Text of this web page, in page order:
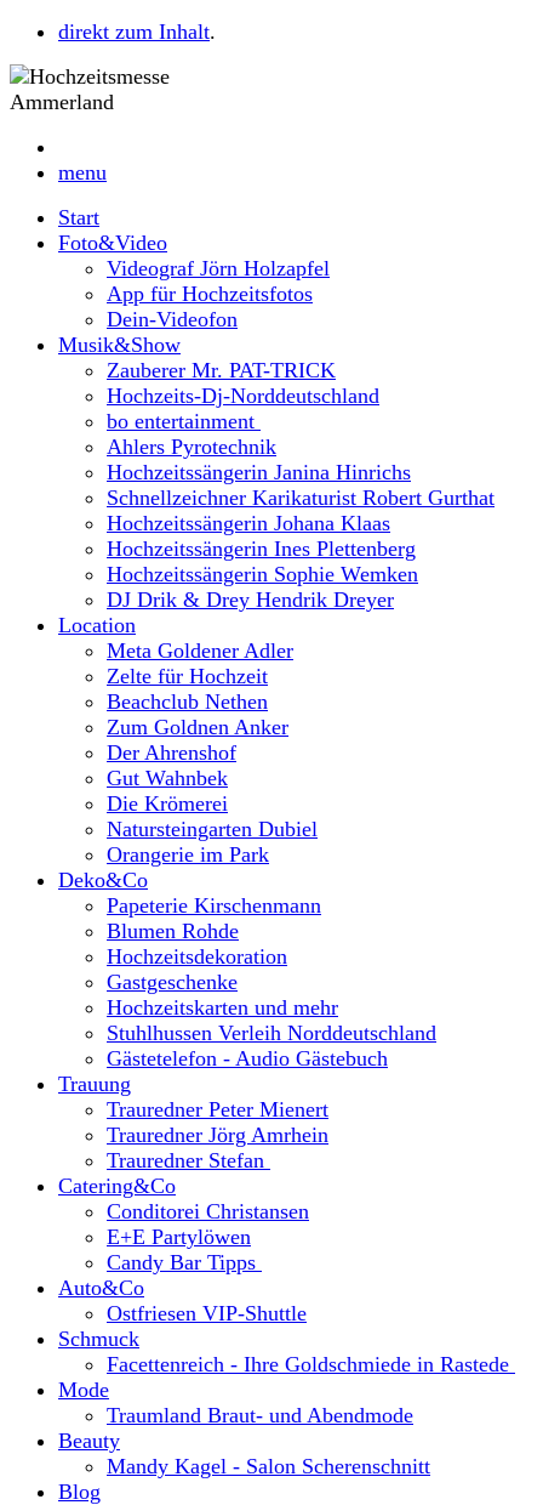
direkt zum Inhalt.
menu
Start
Foto&Video
Videograf Jörn Holzapfel
App für Hochzeitsfotos
Dein-Videofon
Musik&Show
Zauberer Mr. PAT-TRICK
Hochzeits-Dj-Norddeutschland
bo entertainment
Ahlers Pyrotechnik
Hochzeitssängerin Janina Hinrichs
Schnellzeichner Karikaturist Robert Gurthat
Hochzeitssängerin Johana Klaas
Hochzeitssängerin Ines Plettenberg
Hochzeitssängerin Sophie Wemken
DJ Drik & Drey Hendrik Dreyer
Location
Meta Goldener Adler
Zelte für Hochzeit
Beachclub Nethen
Zum Goldnen Anker
Der Ahrenshof
Gut Wahnbek
Die Krömerei
Natursteingarten Dubiel
Orangerie im Park
Deko&Co
Papeterie Kirschenmann
Blumen Rohde
Hochzeitsdekoration
Gastgeschenke
Hochzeitskarten und mehr
Stuhlhussen Verleih Norddeutschland
Gästetelefon - Audio Gästebuch
Trauung
Trauredner Peter Mienert
Trauredner Jörg Amrhein
Trauredner Stefan
Catering&Co
Conditorei Christansen
E+E Partylöwen
Candy Bar Tipps
Auto&Co
Ostfriesen VIP-Shuttle
Schmuck
Facettenreich - Ihre Goldschmiede in Rastede
Mode
Traumland Braut- und Abendmode
Beauty
Mandy Kagel - Salon Scherenschnitt
Blog